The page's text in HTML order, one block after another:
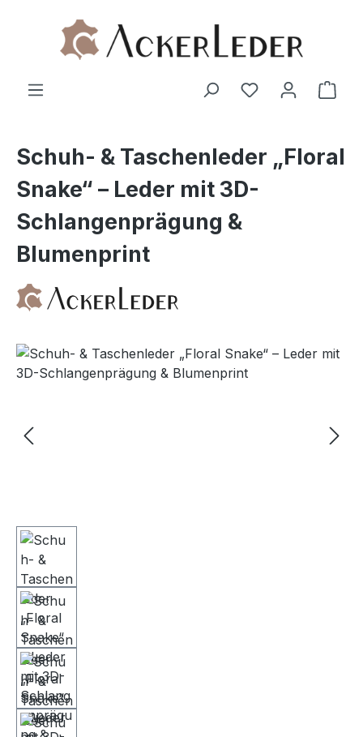
Zum Hauptinhalt springen
Schuh- & Taschenleder „Floral
Snake“ – Leder mit 3D-
Schlangenprägung &
Blumenprint
Bildergalerie überspringen